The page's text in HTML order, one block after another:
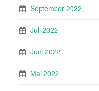
September 2022
Juli 2022
Juni 2022
Mai 2022